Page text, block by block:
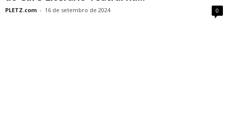
PLETZ.com - 16 de setembro de 2024 0